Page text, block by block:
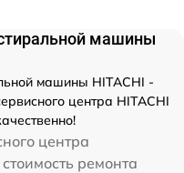
машины
машины HITACHI -
центра HITACHI
центра
ремонта